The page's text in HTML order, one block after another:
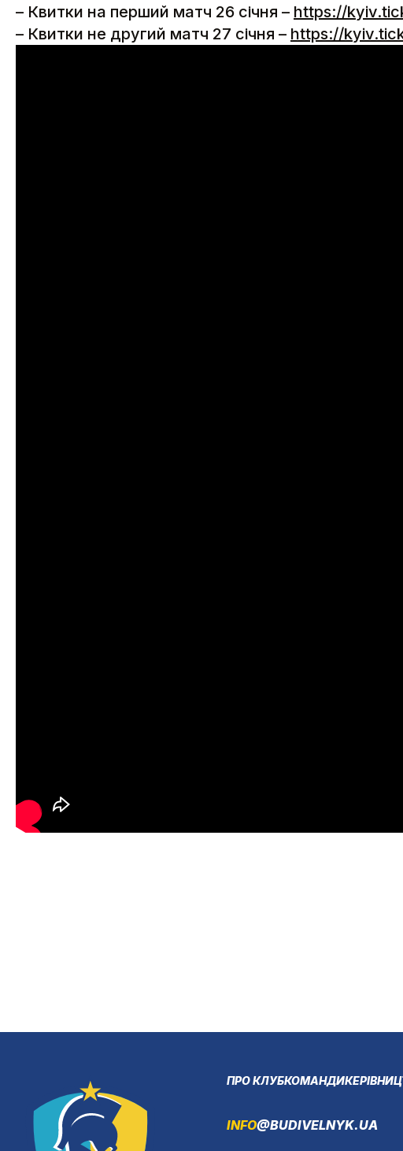
– Квитки на перший матч 26 січня – https://
– Квитки не другий матч 27 січня – https://
ПРО КЛУБКОМАНДИ
INFO@BUDIVELNYK.UA